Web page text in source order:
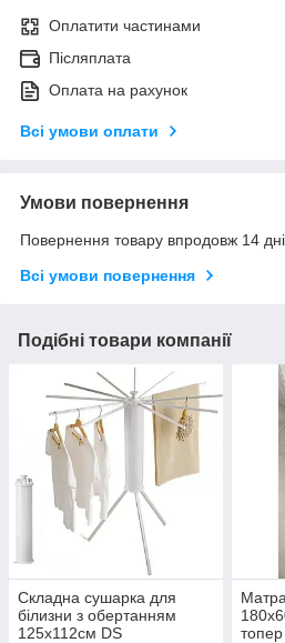
Оплатити частинами
Післяплата
Оплата на рахунок
Всі умови оплати
Умови повернення
Повернення товару впродовж 14
Всі умови повернення
Подібні товари компанії
Складна сушарка для
білизни з обертанням
125х112см DS